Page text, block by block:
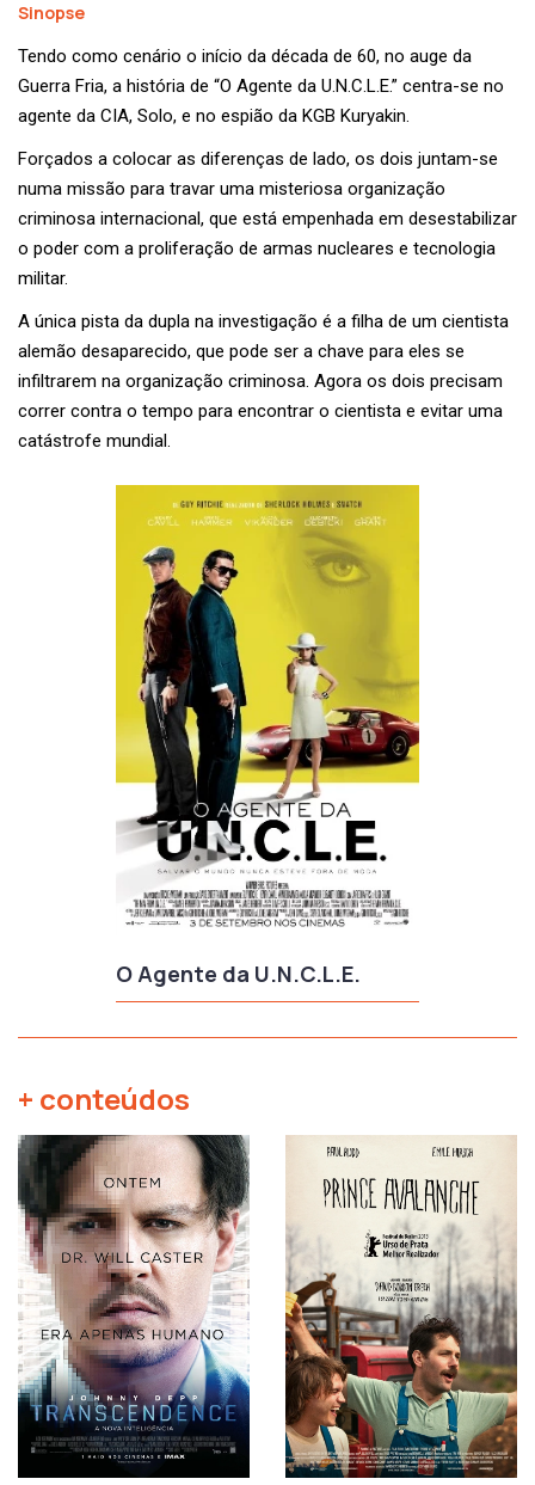
O Agente da U.N.C.L.E.
Sinopse
Tendo como cenário o início da década de 60, no auge da
Guerra Fria, a história de “O Agente da U.N.C.L.E.” centra-se no
agente da CIA, Solo, e no espião da KGB Kuryakin.
Forçados a colocar as diferenças de lado, os dois juntam-se
numa missão para travar uma misteriosa organização
criminosa internacional, que está empenhada em desestabilizar
o poder com a proliferação de armas nucleares e tecnologia
militar.
A única pista da dupla na investigação é a filha de um cientista
alemão desaparecido, que pode ser a chave para eles se
infiltrarem na organização criminosa. Agora os dois precisam
correr contra o tempo para encontrar o cientista e evitar uma
catástrofe mundial.
+ conteúdos